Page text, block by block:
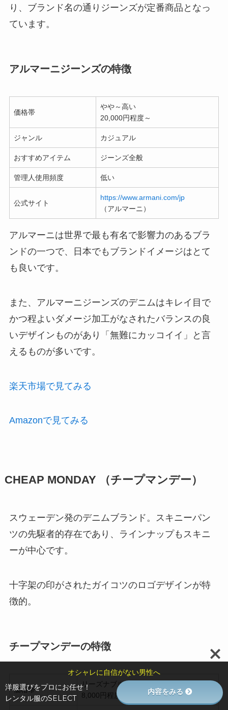
り、ブランド名の通りジーンズが定番商品となっ
ています。
アルマーニジーンズの特徴
価格帯
やや～高い
20,000円程度～
ジャンル カジュアル
おすすめアイテム ジーンズ全般
管理人使用頻度 低い
公式サイト
https://www.armani.com/jp
（アルマーニ）
アルマーニは世界で最も有名で影響力のあるブラ
ンドの一つで、日本でもブランドイメージはとて
も良いです。
また、アルマーニジーンズのデニムはキレイ目で
かつ程よいダメージ加工がなされたバランスの良
いデザインものがあり「無難にカッコイイ」と言
えるものが多いです。
楽天市場で見てみる
Amazonで見てみる
CHEAP MONDAY （チープマンデー）
スウェーデン発のデニムブランド。スキニーパン
ツの先駆者的存在であり、ラインナップもスキニ
ーが中心です。
十字架の印がされたガイコツのロゴデザインが特
徴的。
チープマンデーの特徴
価格帯
リーズナブル～普通
8,000円程度～
オシャレに自信がない男性へ
洋服選びをプロにお任せ！
レンタル服のSELECT
内容をみる